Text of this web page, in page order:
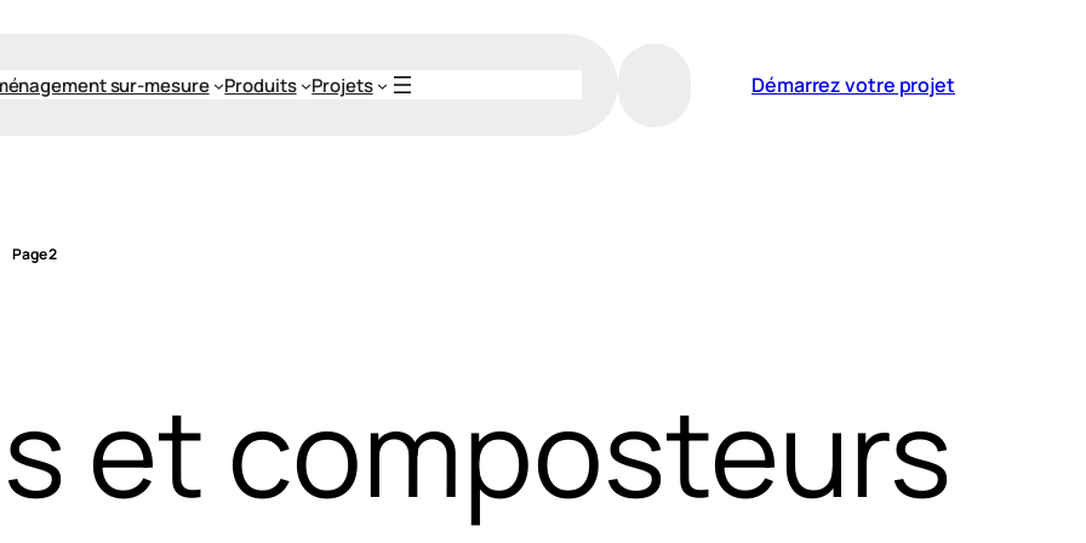
sur-mesure Produits Projets Démarrez votre projet
Page 2
et composteurs